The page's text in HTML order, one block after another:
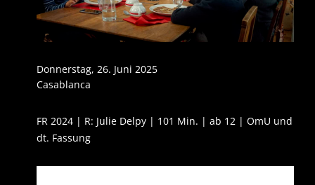
Donnerstag, 26. Juni 2025
Casablanca
FR 2024 | R: Julie Delpy | 101 Min. | ab 12 | OmU und
dt. Fassung